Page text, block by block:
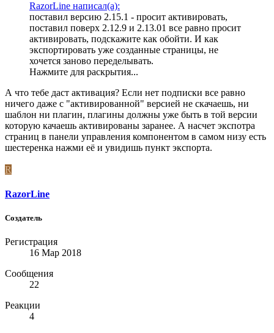
RazorLine написал(а):
поставил версию 2.15.1 - просит активировать,
поставил поверх 2.12.9 и 2.13.01 все равно просит
активировать, подскажите как обойти. И как
экспортировать уже созданные страницы, не
хочется заново переделывать.
Нажмите для раскрытия...
А что тебе даст активация? Если нет подписки все равно
ничего даже с "активированной" версией не скачаешь, ни
шаблон ни плагин, плагины должны уже быть в той версии
которую качаешь активированы заранее. А насчет экспотра
страниц в панели управления компонентом в самом низу есть
шестеренка нажми её и увидишь пункт экспорта.
R
RazorLine
Создатель
Регистрация
16 Мар 2018
Сообщения
22
Реакции
4